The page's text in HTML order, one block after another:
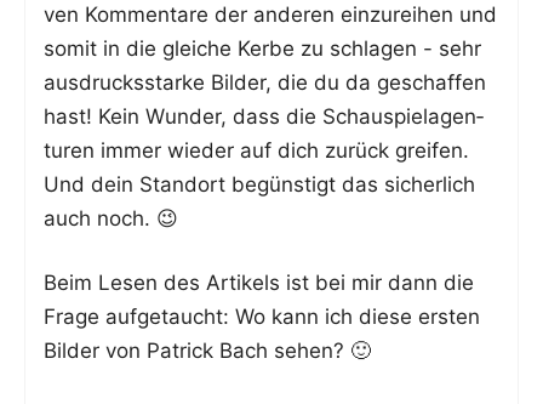
ven Kom­men­ta­re der ande­ren ein­zu­rei­hen und
somit in die glei­che Ker­be zu schla­gen - sehr
aus­drucks­star­ke Bil­der, die du da geschaf­fen
hast! Kein Wun­der, dass die Schau­spiel­agen­
tu­ren immer wie­der auf dich zurück greifen.
Und dein Stand­ort begüns­tigt das sicher­lich
auch noch. 😉
Beim Lesen des Arti­kels ist bei mir dann die
Fra­ge auf­ge­taucht: Wo kann ich die­se ers­ten
Bil­der von Patrick Bach sehen? 🙂